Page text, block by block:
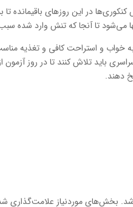
در این روزهای باقیمانده تا
می‌شود تا آنجا که تنش وارد شده
و استراحت کافی و تغذیه مناسب
باید تلاش کنند تا در روز
دهند.
بخش‌های موردنیاز علامت‌گذاری